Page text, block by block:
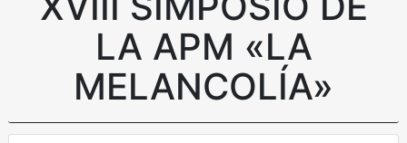
LA APM «LA
MELANCOLÍA»